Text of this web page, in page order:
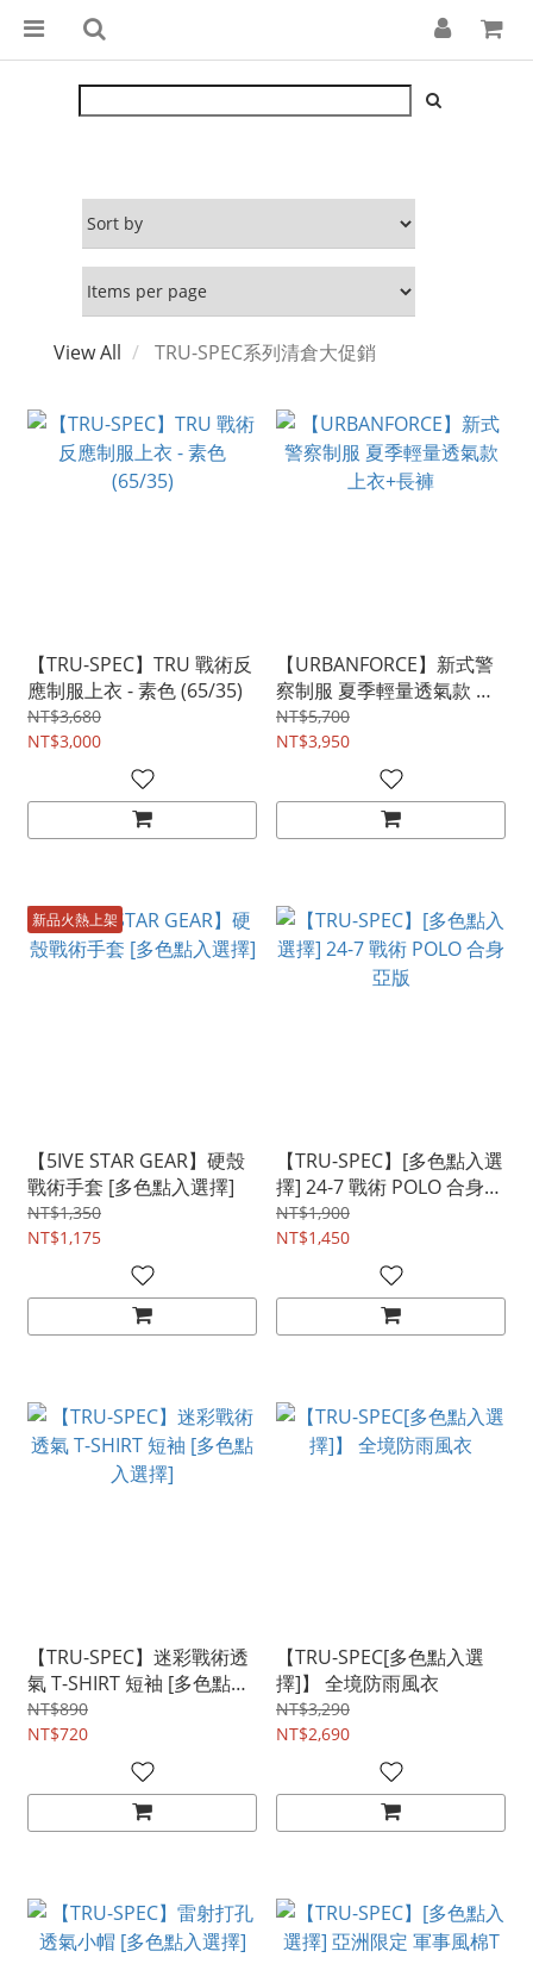
View All TRU-SPEC系列清倉大促銷
【TRU-SPEC】TRU 戰術反
應制服上衣 - 素色 (65/35)
NT$3,680
NT$3,000
【URBANFORCE】新式警
察制服 夏季輕量透氣款 上
衣+長褲
NT$5,700
NT$3,950
新品火熱上架
【5IVE STAR GEAR】硬殼
戰術手套 [多色點入選擇]
NT$1,350
NT$1,175
【TRU-SPEC】[多色點入選
擇] 24-7 戰術 POLO 合身亞
版
NT$1,900
NT$1,450
【TRU-SPEC】迷彩戰術透
氣 T-SHIRT 短袖 [多色點入
選擇]
NT$890
NT$720
【TRU-SPEC[多色點入選
擇]】 全境防雨風衣
NT$3,290
NT$2,690